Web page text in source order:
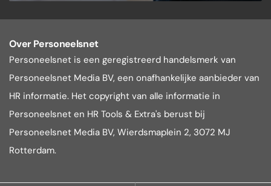
Over Personeelsnet
Personeelsnet is een geregistreerd handelsmerk van
Personeelsnet Media BV, een onafhankelijke aanbieder van
HR informatie. Het copyright van alle informatie in
Personeelsnet en HR Tools & Extra's berust bij
Personeelsnet Media BV, Wierdsmaplein 2, 3072 MJ
Rotterdam.